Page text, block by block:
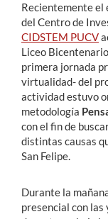
Recientemente el
del Centro de
CIDSTEM PUCV
Liceo
primera jornada
virtualidad- del
actividad estuvo
metodología
con el fin de
distintas causas
San Felipe.
Durante la
presencial con las